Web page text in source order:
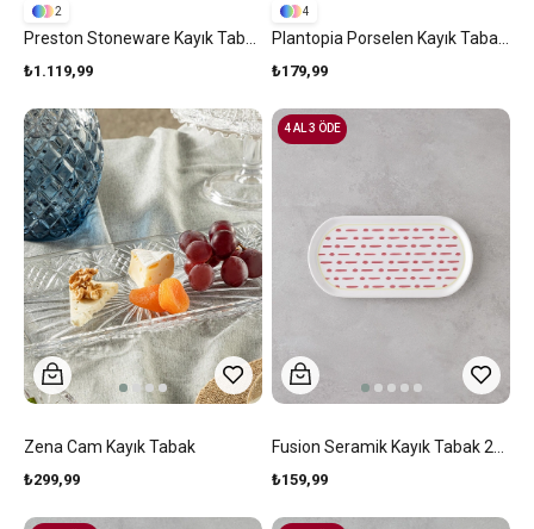
₺1.119,99
2
₺179,99
4
Zena Cam Kayık Tabak
₺299,99 ₺159,99
4 AL 3 ÖDE